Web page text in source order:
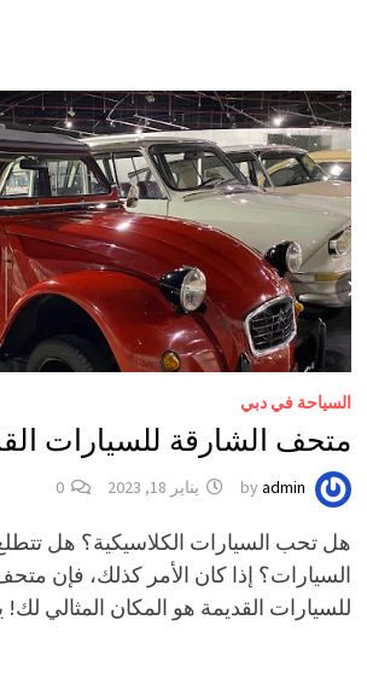
السياحة في دبي
متحف الشارقة للسيارات
byadmin يناير 18, 2023 0
هل تحب السيارات الكلاسيكية؟ هل
السيارات؟ إذا كان الأمر كذلك، فإن
للسيارات القديمة هو المكان المثالي